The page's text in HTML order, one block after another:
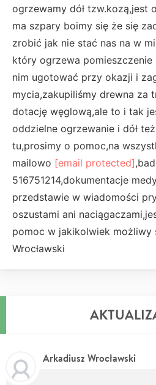
ogrzewamy dół tzw.kozą,jest
ma szpary boimy się że się
zrobić jak nie stać nas na w
który ogrzewa pomieszczenie
nim ugotować przy okazji i
mycia,zakupiliśmy drewna za
dotację węglową,ale to i tak
oddzielne ogrzewanie i dół
tu,prosimy o pomoc,na
mailowo [email protected]
516751214,dokumentacje
przedstawie w wiadomości
oszustami ani
pomoc w jakikolwiek możliwy
Wrocławski
Arkadiusz Wrocławski